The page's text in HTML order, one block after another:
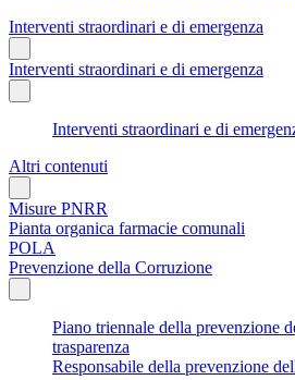
Interventi straordinari e di emergenza
Interventi straordinari e di emergenza
Interventi straordinari e di
Altri contenuti
Misure PNRR
Pianta organica farmacie comunali
POLA
Prevenzione della Corruzione
Piano triennale della prevenzione
trasparenza
Responsabile della prevenzione